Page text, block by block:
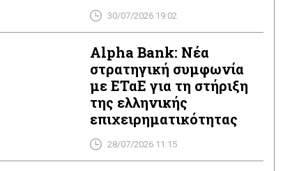
30/07/2026 19:02
Alpha Bank: Νέα
στρατηγική συμφωνία
με ΕΤαΕ για τη στήριξη
της ελληνικής
επιχειρηματικότητας
28/07/2026 11:15